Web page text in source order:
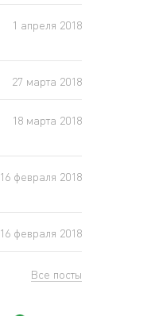
1 апреля 2018
27 мартa 2018
18 мартa 2018
16 февраля 2018
16 февраля 2018
Все посты